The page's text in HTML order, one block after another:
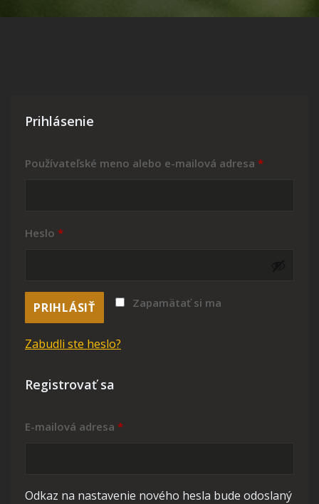
Prihlásenie
Používateľské meno alebo e-mailová adresa *Povinné
Heslo *Povinné
Zapamätať si ma
PRIHLÁSIŤ
Zabudli ste heslo?
Registrovať sa
E-mailová adresa *Povinné
Odkaz na nastavenie nového hesla bude odoslaný